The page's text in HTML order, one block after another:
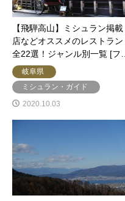
【飛騨高山】ミシュラン掲載
店などオススメのレストラン
全22選！ジャンル別一覧 [フ…
岐阜県
ミシュラン・ガイド
2020.10.03